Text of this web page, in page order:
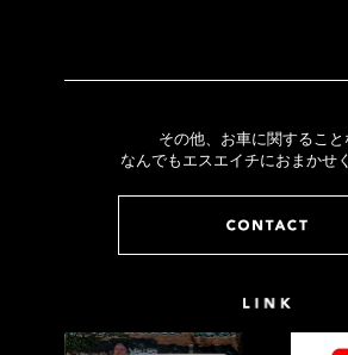
その他、お車に関すること
なんでもエスエイチにおまかせ